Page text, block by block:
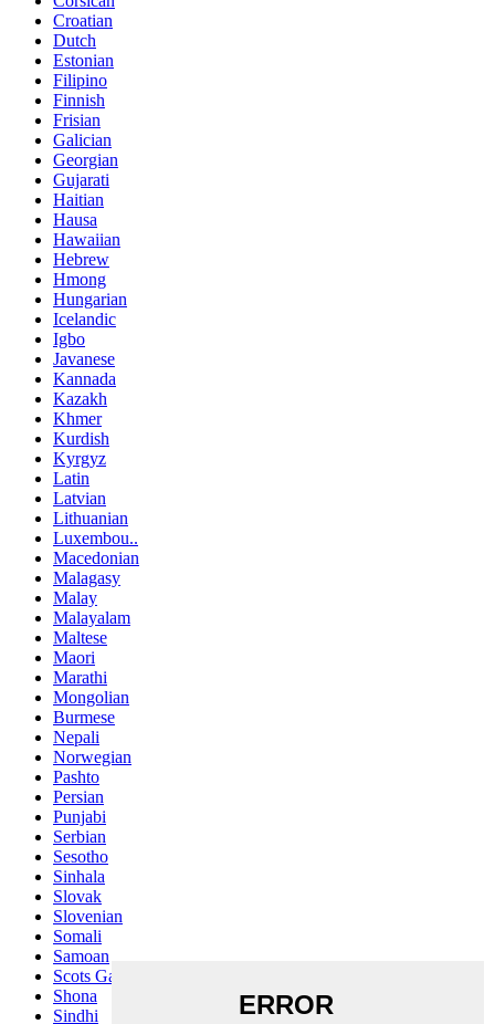
Croatian
Dutch
Estonian
Filipino
Finnish
Frisian
Galician
Georgian
Gujarati
Haitian
Hausa
Hawaiian
Hebrew
Hmong
Hungarian
Icelandic
Igbo
Javanese
Kannada
Kazakh
Khmer
Kurdish
Kyrgyz
Latin
Latvian
Lithuanian
Luxembou..
Macedonian
Malagasy
Malay
Malayalam
Maltese
Maori
Marathi
Mongolian
Burmese
Nepali
Norwegian
Pashto
Persian
Punjabi
Serbian
Sesotho
Sinhala
Slovak
Slovenian
Somali
Samoan
Scots Gaelic
Shona
Sindhi